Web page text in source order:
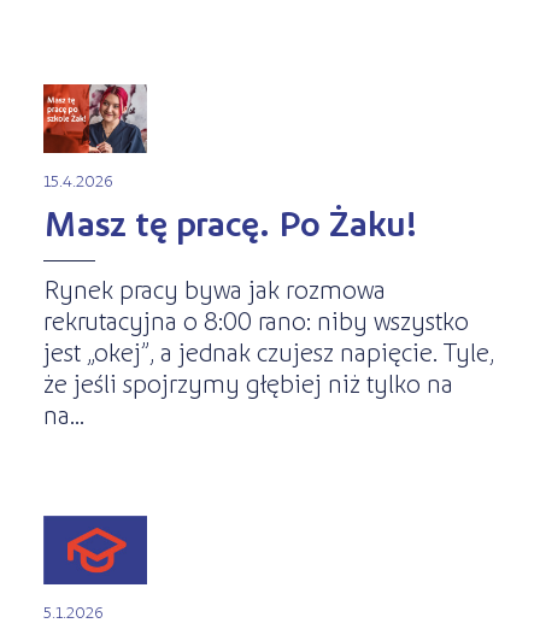
15.4.2026
Masz tę pracę. Po Żaku!
Rynek pracy bywa jak rozmowa
rekrutacyjna o 8:00 rano: niby wszystko
jest „okej”, a jednak czujesz napięcie. Tyle,
że jeśli spojrzymy głębiej niż tylko na
na...
5.1.2026